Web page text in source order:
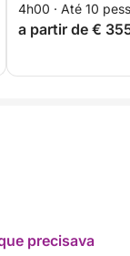
4h00 · Até 10
a partir de €
precisava